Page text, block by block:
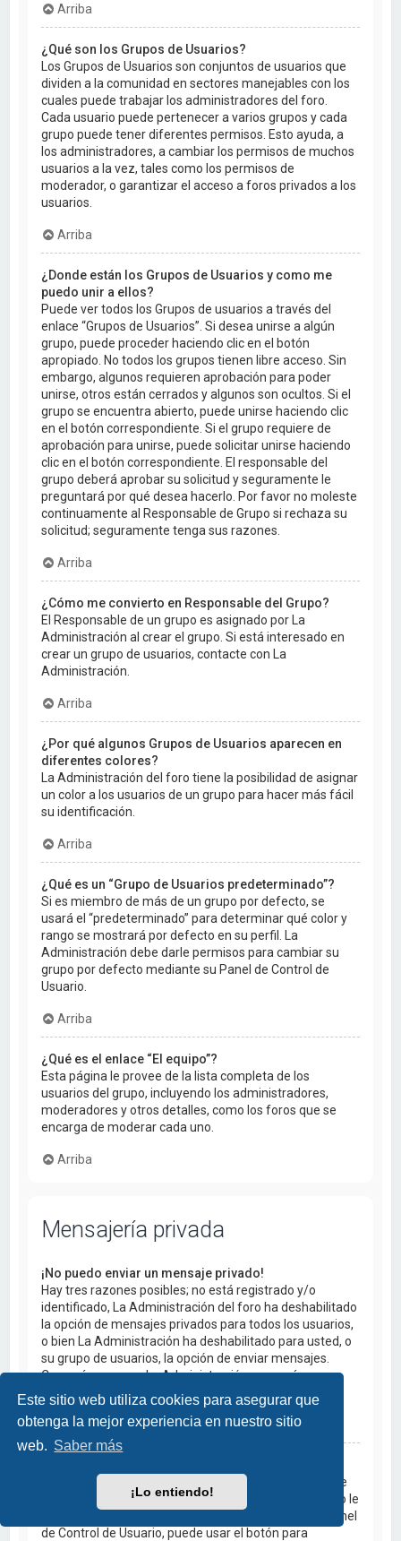
Este sitio web utiliza cookies para asegurar que
obtenga la mejor experiencia en nuestro sitio
web. Saber más
¡Lo entiendo!
Arriba
¿Qué son los Grupos de Usuarios?
Los Grupos de Usuarios son conjuntos de usuarios que
dividen a la comunidad en sectores manejables con los
cuales puede trabajar los administradores del foro.
Cada usuario puede pertenecer a varios grupos y cada
grupo puede tener diferentes permisos. Esto ayuda, a
los administradores, a cambiar los permisos de muchos
usuarios a la vez, tales como los permisos de
moderador, o garantizar el acceso a foros privados a los
usuarios.
Arriba
¿Donde están los Grupos de Usuarios y como me
puedo unir a ellos?
Puede ver todos los Grupos de usuarios a través del
enlace “Grupos de Usuarios”. Si desea unirse a algún
grupo, puede proceder haciendo clic en el botón
apropiado. No todos los grupos tienen libre acceso. Sin
embargo, algunos requieren aprobación para poder
unirse, otros están cerrados y algunos son ocultos. Si el
grupo se encuentra abierto, puede unirse haciendo clic
en el botón correspondiente. Si el grupo requiere de
aprobación para unirse, puede solicitar unirse haciendo
clic en el botón correspondiente. El responsable del
grupo deberá aprobar su solicitud y seguramente le
preguntará por qué desea hacerlo. Por favor no moleste
continuamente al Responsable de Grupo si rechaza su
solicitud; seguramente tenga sus razones.
Arriba
¿Cómo me convierto en Responsable del Grupo?
El Responsable de un grupo es asignado por La
Administración al crear el grupo. Si está interesado en
crear un grupo de usuarios, contacte con La
Administración.
Arriba
¿Por qué algunos Grupos de Usuarios aparecen en
diferentes colores?
La Administración del foro tiene la posibilidad de asignar
un color a los usuarios de un grupo para hacer más fácil
su identificación.
Arriba
¿Qué es un “Grupo de Usuarios predeterminado”?
Si es miembro de más de un grupo por defecto, se
usará el “predeterminado” para determinar qué color y
rango se mostrará por defecto en su perfil. La
Administración debe darle permisos para cambiar su
grupo por defecto mediante su Panel de Control de
Usuario.
Arriba
¿Qué es el enlace “El equipo”?
Esta página le provee de la lista completa de los
usuarios del grupo, incluyendo los administradores,
moderadores y otros detalles, como los foros que se
encarga de moderar cada uno.
Arriba
Mensajería privada
¡No puedo enviar un mensaje privado!
Hay tres razones posibles; no está registrado y/o
identificado, La Administración del foro ha deshabilitado
la opción de mensajes privados para todos los usuarios,
o bien La Administración ha deshabilitado para usted, o
su grupo de usuarios, la opción de enviar mensajes.
Comuníquese con La Administración para más
información.
Arriba
Si está recibiendo mensajes maliciosos u ofensivos de
un usuario en particular, puede bloquearlo para que no le
pueda enviar mensajes dentro de las opciones del Panel
de Control de Usuario, puede usar el botón para